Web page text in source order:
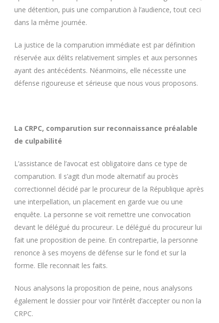
une détention, puis une comparution à l’audience, tout ceci
dans la même journée.
La justice de la comparution immédiate est par définition
réservée aux délits relativement simples et aux personnes
ayant des antécédents. Néanmoins, elle nécessite une
défense rigoureuse et sérieuse que nous vous proposons.
La CRPC, comparution sur reconnaissance préalable
de culpabilité
L’assistance de l’avocat est obligatoire dans ce type de
comparution. Il s’agit d’un mode alternatif au procès
correctionnel décidé par le procureur de la République après
une interpellation, un placement en garde vue ou une
enquête. La personne se voit remettre une convocation
devant le délégué du procureur. Le délégué du procureur lui
fait une proposition de peine. En contrepartie, la personne
renonce à ses moyens de défense sur le fond et sur la
forme. Elle reconnait les faits.
Nous analysons la proposition de peine, nous analysons
également le dossier pour voir l’intérêt d’accepter ou non la
CRPC.